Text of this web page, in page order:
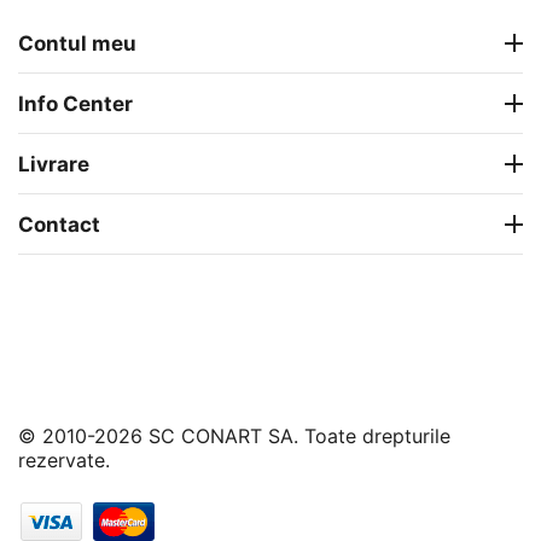
Contul meu
Info Center
Livrare
Contact
© 2010-2026 SC CONART SA. Toate drepturile
rezervate.